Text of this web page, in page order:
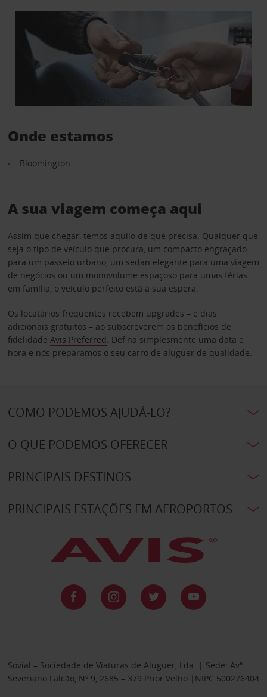
Onde estamos
Bloomington
A sua viagem começa aqui
Assim que chegar, temos aquilo de que precisa. Qualquer que
seja o tipo de veículo que procura, um compacto engraçado
para um passeio urbano, um sedan elegante para uma viagem
de negócios ou um monovolume espaçoso para umas férias
em família, o veículo perfeito está à sua espera.
Os locatários frequentes recebem upgrades – e dias
adicionais gratuitos – ao subscreverem os benefícios de
fidelidade Avis Preferred. Defina simplesmente uma data e
hora e nós preparamos o seu carro de aluguer de qualidade.
COMO PODEMOS AJUDÁ-LO?
O QUE PODEMOS OFERECER
PRINCIPAIS DESTINOS
PRINCIPAIS ESTAÇÕES EM AEROPORTOS
Sovial – Sociedade de Viaturas de Aluguer, Lda. | Sede: Avª
Severiano Falcão, Nº 9, 2685 – 379 Prior Velho |NIPC 500276404